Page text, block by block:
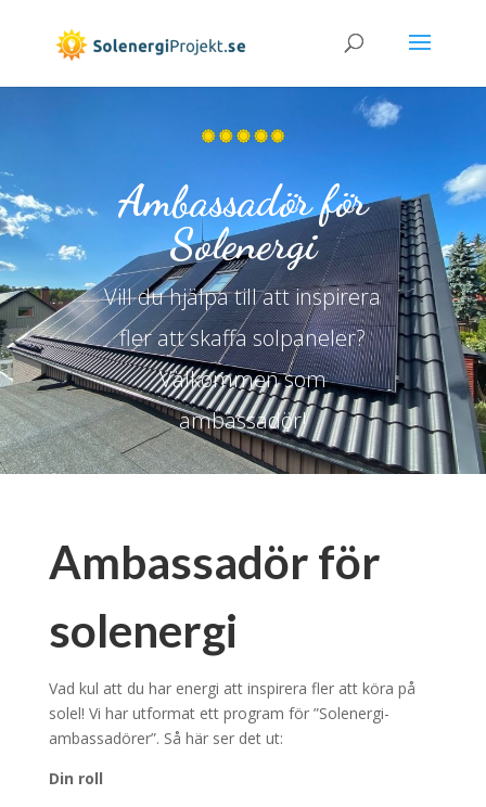
Ambassadör för
Solenergi
Vill du hjälpa till att inspirera
fler att skaffa solpaneler?
Välkommen som
ambassadör!
Ambassadör för
solenergi
Vad kul att du har energi att inspirera fler att köra på
solel! Vi har utformat ett program för ”Solenergi-
ambassadörer”. Så här ser det ut:
Din roll